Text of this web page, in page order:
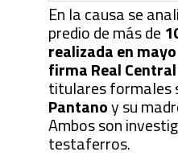
En la causa se
predio de más de
realizada en
firma Real Central
titulares formales
Pantanoy su
Ambos son
testaferros.